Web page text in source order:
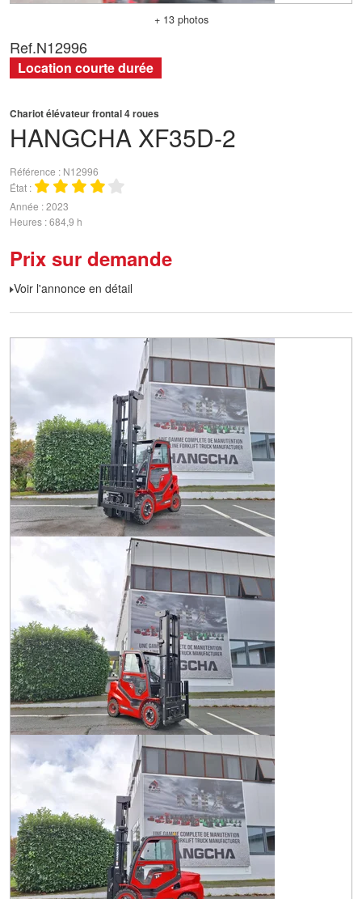
+ 13 photos
HANGCHA XF35D-2
Chariot élévateur frontal 4 roues
Référence
N12996
État
Année 2023
Heures 684,9 h
Prix sur demande
Voir l'annonce en détail
Ref.N12996
Location courte durée